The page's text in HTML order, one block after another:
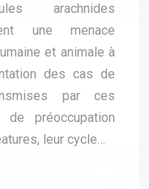
arachnides
une menace
et animale à
des cas de
par ces
préoccupation
leur cycle…